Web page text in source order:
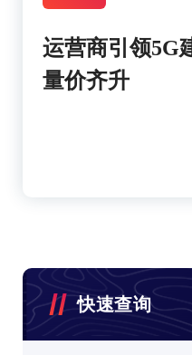
运营商引领5G
量价齐升
快速查询